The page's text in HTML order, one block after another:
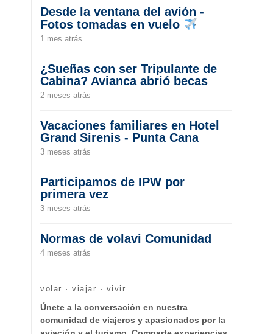
Desde la ventana del avión -
Fotos tomadas en vuelo
1 mes atrás
¿Sueñas con ser Tripulante de
Cabina? Avianca abrió becas
2 meses atrás
Vacaciones familiares en Hotel
Grand Sirenis - Punta Cana
3 meses atrás
Participamos de IPW por
primera vez
3 meses atrás
Normas de volavi Comunidad
4 meses atrás
volar · viajar · vivir
Únete a la conversación en nuestra
comunidad de viajeros y apasionados por la